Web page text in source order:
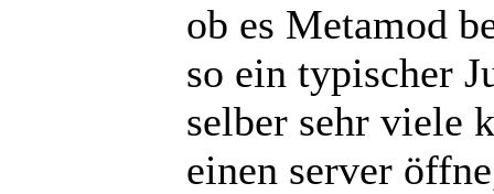
ob es Metamod
so ein typischer
selber sehr viele
einen server